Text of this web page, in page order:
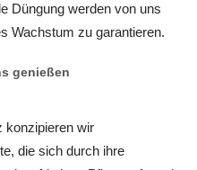
Düngung werden von uns
Wachstum zu garantieren.
genießen
konzipieren wir
die sich durch ihre